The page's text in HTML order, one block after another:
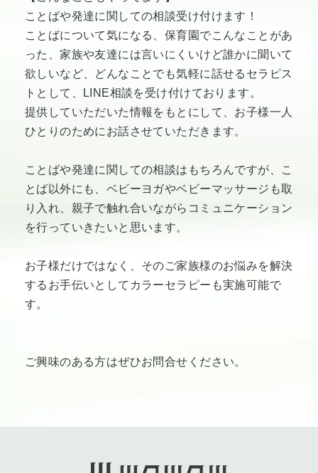
ことばや発達に関しての相談受け付けます！
ことばについて気になる、保育園でこんなことがあ
った、家族や友達には言いにくいけど誰かに聞いて
欲しいなど、どんなことでも気軽に話せるセラピス
トとして、LINE相談を受け付けております。
提供していただいた情報をもとにして、お子様一人
ひとりのためにお話させていただきます。
ことばや発達に関しての相談はもちろんですが、こ
とば以外にも、ベビーヨガやベビーマッサージも取
り入れ、親子で触れ合いながらコミュニケーション
を行っていきたいと思います。
お子様だけではなく、そのご家族様のお悩みを解決
するお手伝いとしてカラーセラピーも実施可能で
す。
ご興味のある方はぜひお問合せください。